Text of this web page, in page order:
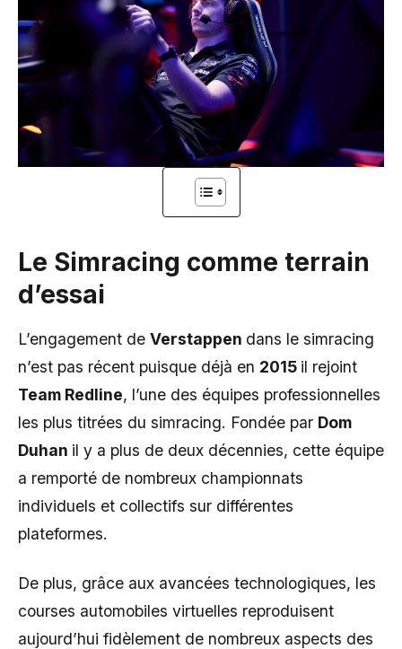
Le Simracing comme terrain
d’essai
L’engagement de Verstappen dans le simracing
n’est pas récent puisque déjà en 2015 il rejoint
Team Redline, l’une des équipes professionnelles
les plus titrées du simracing. Fondée par Dom
Duhan il y a plus de deux décennies, cette équipe
a remporté de nombreux championnats
individuels et collectifs sur différentes
plateformes.
De plus, grâce aux avancées technologiques, les
courses automobiles virtuelles reproduisent
aujourd’hui fidèlement de nombreux aspects des